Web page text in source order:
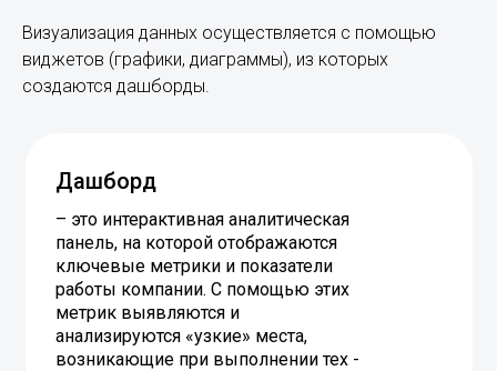
Визуализация данных осуществляется с помощью
виджетов (графики, диаграммы), из которых
создаются дашборды.
– это интерактивная аналитическая
панель, на которой отображаются
ключевые метрики и показатели
работы компании. С помощью этих
метрик выявляются и
анализируются «узкие» места,
возникающие при выполнении тех ­­
Дашборд